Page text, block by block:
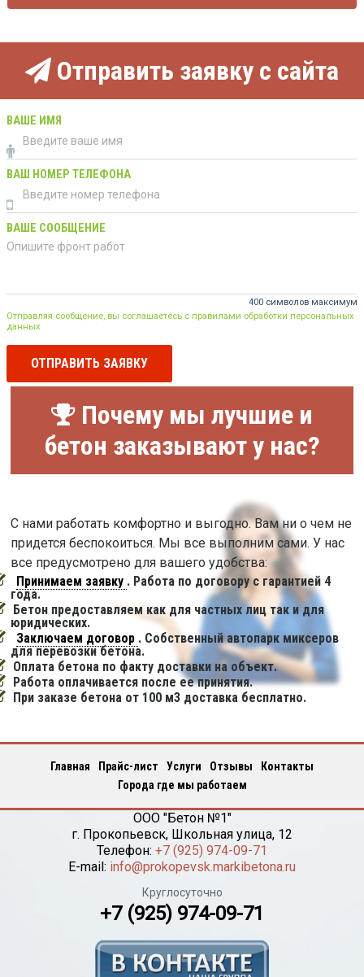
Отправить заявку с сайта
ВАШЕ ИМЯ
ВАШ НОМЕР ТЕЛЕФОНА
ВАШЕ СООБЩЕНИЕ
400 символов максимум
Отправляя сообщение, вы соглашаетесь с правилами обработки персональных
данных
ОТПРАВИТЬ ЗАЯВКУ
Почему мы лучшие и
бетон заказывают у нас?
С нами работать комфортно и выгодно. Вам ни о чем не
придется беспокоиться. Мы все выполним сами. У нас
все предусмотрено для вашего удобства:
Принимаем заявку . Работа по договору с гарантией 4
года.
Бетон предоставляем как для частных лиц так и для
юридических.
Заключаем договор . Собственный автопарк миксеров
для перевозки бетона.
Оплата бетона по факту доставки на объект.
Работа оплачивается после ее принятия.
При заказе бетона от 100 м3 доставка бесплатно.
Главная Прайс-лист Услуги Отзывы
Контакты
Города где мы работаем
ООО "Бетон №1"
г. Прокопьевск, Школьная улица, 12
Телефон: +7 (925) 974-09-71
E-mail: info@prokopevsk.markibetona.ru
Круглосуточно
+7 (925) 974-09-71